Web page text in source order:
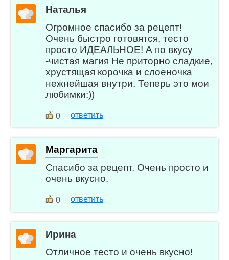
Наталья
Огромное спасибо за рецепт!
Очень быстро готовятся, тесто
просто ИДЕАЛЬНОЕ! А по вкусу
-чистая магия Не приторно сладкие,
хрустящая корочка и слоеночка
нежнейшая внутри. Теперь это мои
любимки:))
0 ответить
Маргарита
Спасибо за рецепт. Очень просто и
очень вкусно.
0 ответить
Ирина
Отличное тесто и очень вкусно!